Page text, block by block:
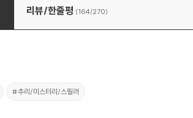
리뷰/한줄평 (164/270)
#추리/미스터리/스릴러